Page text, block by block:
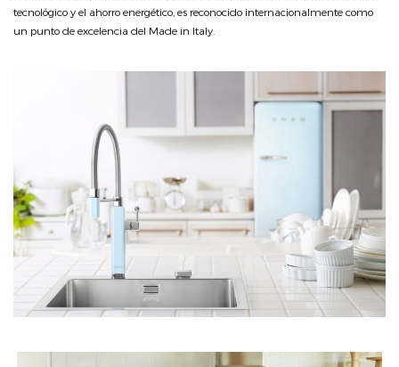
tecnológico y el ahorro energético, es reconocido internacionalmente como
un punto de excelencia del Made in Italy.